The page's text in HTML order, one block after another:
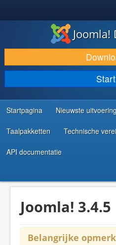
DOWNLOAD & BREID UIT
ONTDEK & LEER
COMMUNITY & ONDERSTEUNING
ONTWIKKELAARSBRONNEN
Start
Startpagina Nieuwste
Taalpakketten Technische
API documentatie
Joomla! 3.4.5
Belangrijke